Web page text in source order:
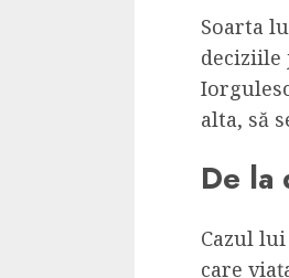
Soarta
deciziile
alta, să
De la
Cazul
care